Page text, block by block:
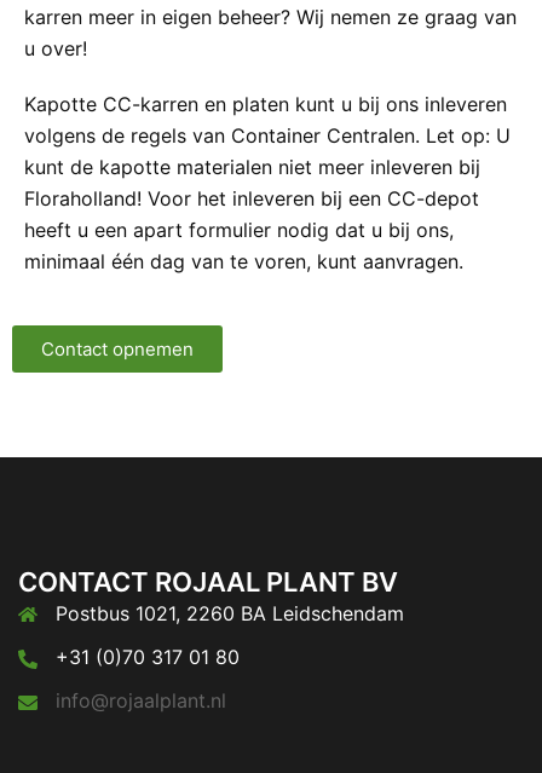
karren meer in eigen beheer? Wij nemen ze graag van
u over!
Kapotte CC-karren en platen kunt u bij ons inleveren
volgens de regels van Container Centralen. Let op: U
kunt de kapotte materialen niet meer inleveren bij
Floraholland! Voor het inleveren bij een CC-depot
heeft u een apart formulier nodig dat u bij ons,
minimaal één dag van te voren, kunt aanvragen.
Contact opnemen
CONTACT ROJAAL PLANT BV
Postbus 1021, 2260 BA Leidschendam
+31 (0)70 317 01 80
info@rojaalplant.nl